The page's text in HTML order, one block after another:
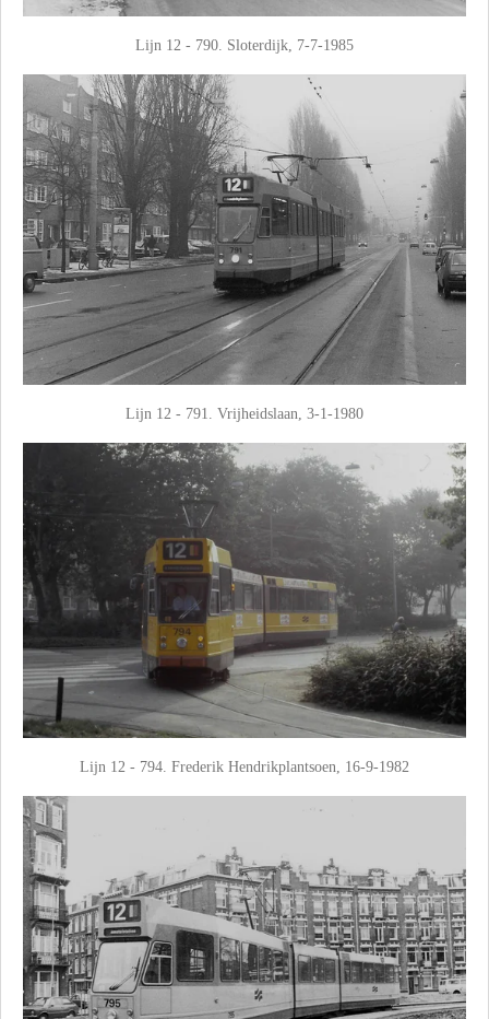
Lijn 12 - 790. Sloterdijk, 7-7-1985
Lijn 12 - 791. Vrijheidslaan, 3-1-1980
Lijn 12 - 794. Frederik Hendrikplantsoen, 16-9-1982